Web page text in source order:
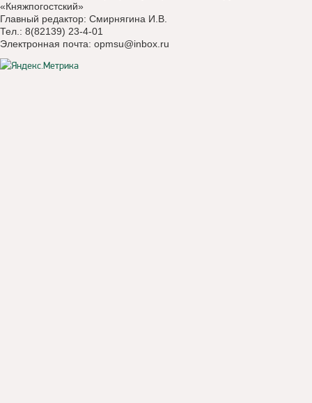
«Княжпогостский»
Главный редактор: Смирнягина И.В.
Тел.: 8(82139) 23-4-01
Электронная почта: opmsu@inbox.ru